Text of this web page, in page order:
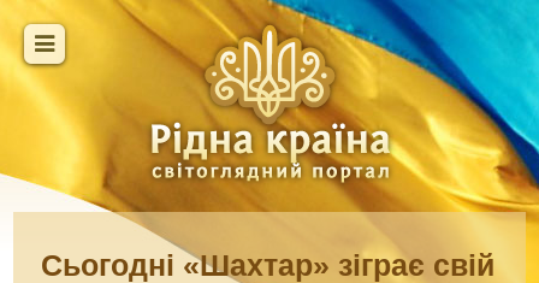
Сьогодні «Шахтар» зіграє свій